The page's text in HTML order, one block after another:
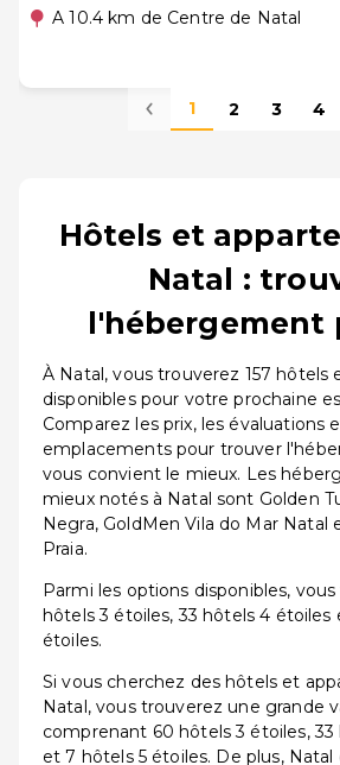
A 10.4 km de Centre de Natal
1 2 3 4
Hôtels et
Natal :
l'hébergement
À Natal, vous trouverez 157
disponibles pour votre prochaine
Comparez les prix, les évaluations
emplacements pour trouver
vous convient le mieux. Les
mieux notés à Natal sont Golden
Negra, GoldMen Vila do Mar Natal
Praia.
Parmi les options disponibles,
hôtels 3 étoiles, 33 hôtels 4 étoiles
étoiles.
Si vous cherchez des hôtels et
Natal, vous trouverez une grande
comprenant 60 hôtels 3 étoiles,
et 7 hôtels 5 étoiles. De plus, Natal